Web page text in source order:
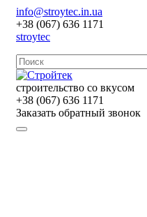
info@stroytec.in.ua
+38 (067) 636 1171
stroytec
строительство со вкусом
+38 (067) 636 1171
Заказать обратный звонок